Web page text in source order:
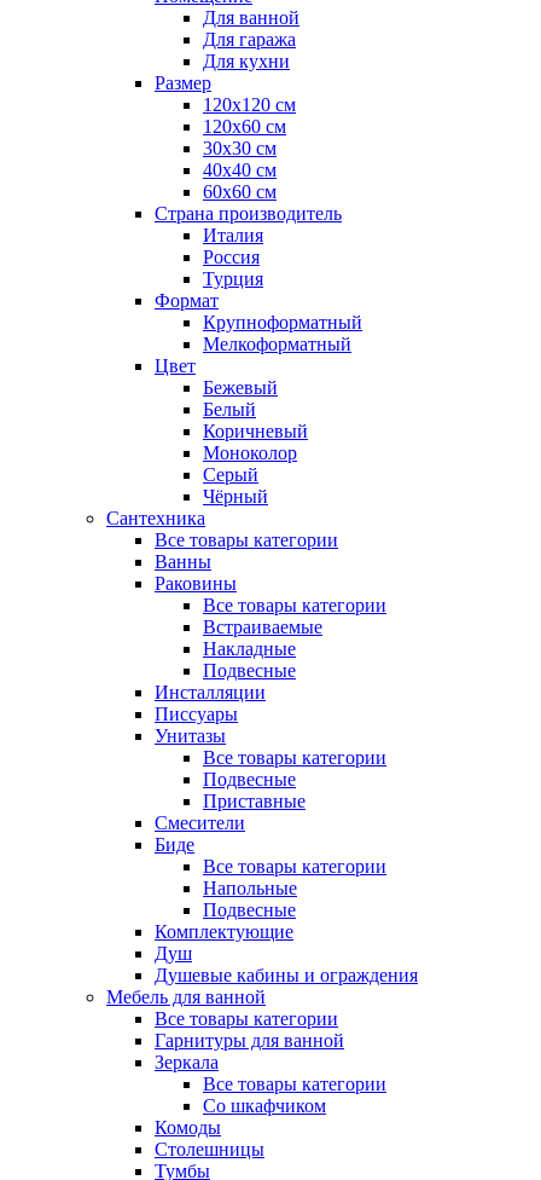
Для ванной
Для гаража
Для кухни
Размер
120x120 см
120x60 см
30x30 см
40x40 см
60x60 см
Страна производитель
Италия
Россия
Турция
Формат
Крупноформатный
Мелкоформатный
Цвет
Бежевый
Белый
Коричневый
Моноколор
Серый
Чёрный
Сантехника
Все товары категории
Ванны
Раковины
Все товары категории
Встраиваемые
Накладные
Подвесные
Инсталляции
Писсуары
Унитазы
Все товары категории
Подвесные
Приставные
Смесители
Биде
Все товары категории
Напольные
Подвесные
Комплектующие
Душ
Душевые кабины и ограждения
Мебель для ванной
Все товары категории
Гарнитуры для ванной
Зеркала
Все товары категории
Со шкафчиком
Комоды
Столешницы
Тумбы